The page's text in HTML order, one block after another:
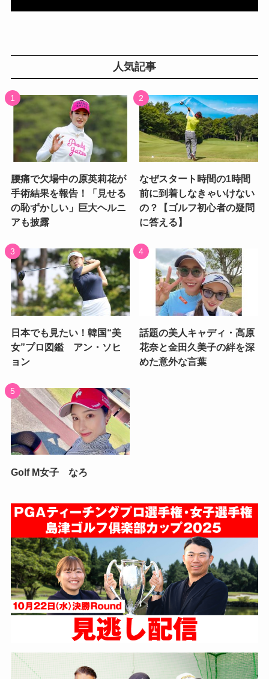
人気記事
腰痛で欠場中の原英莉花が
手術結果を報告！「見せる
の恥ずかしい」巨大ヘルニ
アも披露
なぜスタート時間の1時間
前に到着しなきゃいけない
の？【ゴルフ初心者の疑問
に答える】
日本でも見たい！韓国“美
女”プロ図鑑 アン・ソヒ
ョン
話題の美人キャディ・高原
花奈と金田久美子の絆を深
めた意外な言葉
Golf M女子 なろ